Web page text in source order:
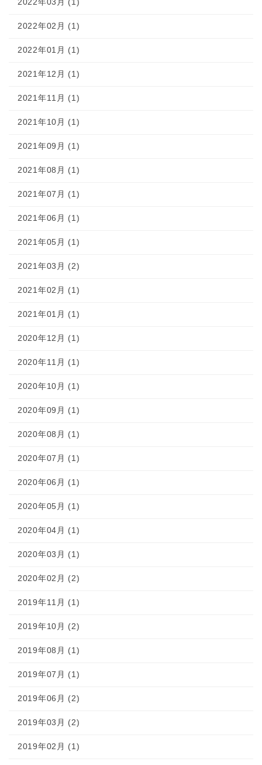
2022年02月 (1)
2022年01月 (1)
2021年12月 (1)
2021年11月 (1)
2021年10月 (1)
2021年09月 (1)
2021年08月 (1)
2021年07月 (1)
2021年06月 (1)
2021年05月 (1)
2021年03月 (2)
2021年02月 (1)
2021年01月 (1)
2020年12月 (1)
2020年11月 (1)
2020年10月 (1)
2020年09月 (1)
2020年08月 (1)
2020年07月 (1)
2020年06月 (1)
2020年05月 (1)
2020年04月 (1)
2020年03月 (1)
2020年02月 (2)
2019年11月 (1)
2019年10月 (2)
2019年08月 (1)
2019年07月 (1)
2019年06月 (2)
2019年03月 (2)
2019年02月 (1)